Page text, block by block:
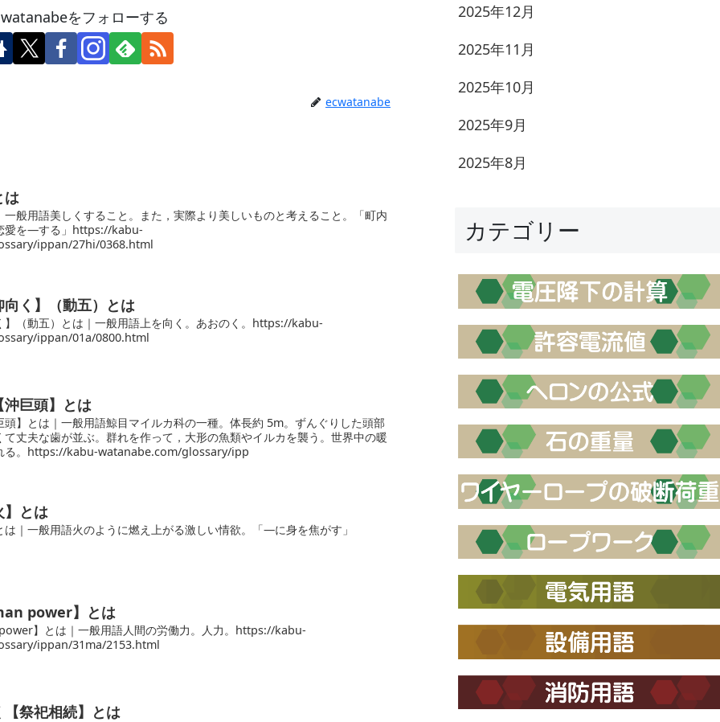
をフォローする
ecwatanabe
は
一般用語美しくすること。また，実際より美しいものと考えること。「町内
愛を―する」https://kabu-
ippan/27hi/0368.html
く】（動五）とは
】（動五）とは｜一般用語上を向く。あおのく。https://kabu-
ippan/01a/0800.html
巨頭】とは
頭】とは｜一般用語鯨目マイルカ科の一種。体長約 5m。ずんぐりした頭部
て丈夫な歯が並ぶ。群れを作って，大形の魚類やイルカを襲う。世界中の暖
る。https://kabu-watanabe.com/glossary/ipp
】とは
｜一般用語火のように燃え上がる激しい情欲。「―に身を焦がす」
power】とは
】とは｜一般用語人間の労働力。人力。https://kabu-
ippan/31ma/2153.html
祭祀相続】とは
2025年12月
2025年11月
2025年10月
2025年9月
2025年8月
カテゴリー